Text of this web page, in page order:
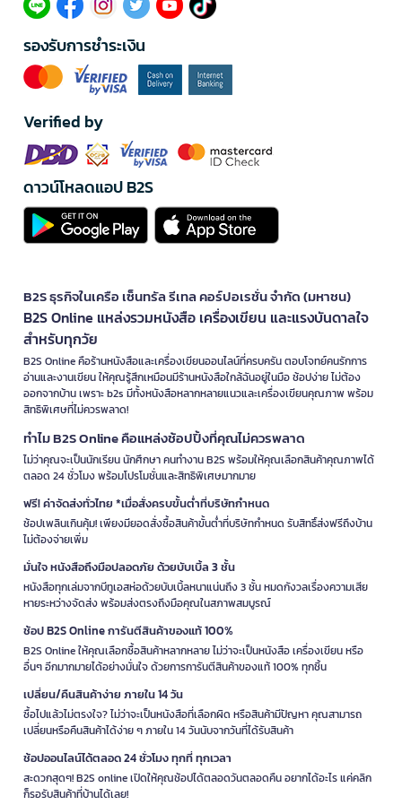
รองรับการชำระเงิน
Verified by
ดาวน์โหลดแอป B2S
B2S ธุรกิจในเครือ เซ็นทรัล รีเทล คอร์ปอเรชั่น จำกัด (มหาชน)
B2S Online แหล่งรวมหนังสือ เครื่องเขียน และแรงบันดาลใจ
สำหรับทุกวัย
B2S Online คือร้านหนังสือและเครื่องเขียนออนไลน์ที่ครบครัน ตอบโจทย์คนรักการ
อ่านและงานเขียน ให้คุณรู้สึกเหมือนมีร้านหนังสือใกล้ฉันอยู่ในมือ ช้อปง่าย ไม่ต้อง
ออกจากบ้าน เพราะ b2s มีทั้งหนังสือหลากหลายแนวและเครื่องเขียนคุณภาพ พร้อม
สิทธิพิเศษที่ไม่ควรพลาด!
ทำไม B2S Online คือแหล่งช้อปปิ้งที่คุณไม่ควรพลาด
ไม่ว่าคุณจะเป็นนักเรียน นักศึกษา คนทำงาน B2S พร้อมให้คุณเลือกสินค้าคุณภาพได้
ตลอด 24 ชั่วโมง พร้อมโปรโมชั่นและสิทธิพิเศษมากมาย
ฟรี! ค่าจัดส่งทั่วไทย *เมื่อสั่งครบขั้นต่ำที่บริษัทกำหนด
ช้อปเพลินเกินคุ้ม! เพียงมียอดสั่งซื้อสินค้าขั้นต่ำที่บริษัทกำหนด รับสิทธิ์ส่งฟรีถึงบ้าน
ไม่ต้องจ่ายเพิ่ม
มั่นใจ หนังสือถึงมือปลอดภัย ด้วยบับเบิ้ล 3 ชั้น
หนังสือทุกเล่มจากบีทูเอสห่อด้วยบับเบิ้ลหนาแน่นถึง 3 ชั้น หมดกังวลเรื่องความเสีย
หายระหว่างจัดส่ง พร้อมส่งตรงถึงมือคุณในสภาพสมบูรณ์
ช้อป B2S Online การันตีสินค้าของแท้ 100%
B2S Online ให้คุณเลือกซื้อสินค้าหลากหลาย ไม่ว่าจะเป็นหนังสือ เครื่องเขียน หรือ
อื่นๆ อีกมากมายได้อย่างมั่นใจ ด้วยการการันตีสินค้าของแท้ 100% ทุกชิ้น
เปลี่ยน/คืนสินค้าง่าย ภายใน 14 วัน
ซื้อไปแล้วไม่ตรงใจ? ไม่ว่าจะเป็นหนังสือที่เลือกผิด หรือสินค้ามีปัญหา คุณสามารถ
เปลี่ยนหรือคืนสินค้าได้ง่าย ๆ ภายใน 14 วันนับจากวันที่ได้รับสินค้า
ช้อปออนไลน์ได้ตลอด 24 ชั่วโมง ทุกที่ ทุกเวลา
สะดวกสุดๆ! B2S online เปิดให้คุณช้อปได้ตลอดวันตลอดคืน อยากได้อะไร แค่คลิก
ก็รอรับสินค้าที่บ้านได้เลย!